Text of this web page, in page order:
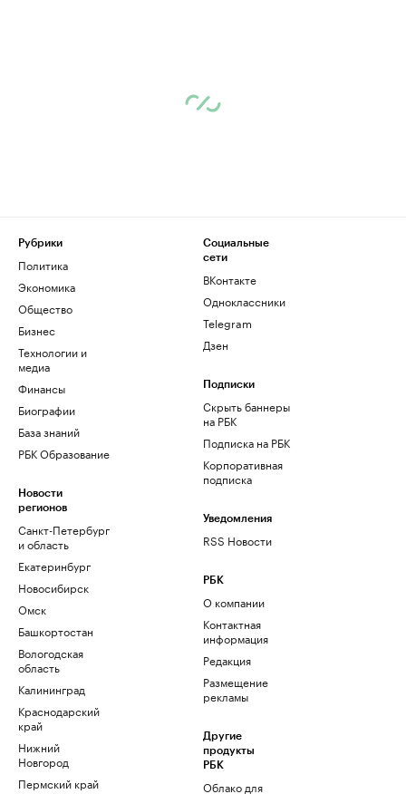
Рубрики
Политика
Экономика
Общество
Бизнес
Технологии и
медиа
Финансы
Биографии
База знаний
РБК Образование
Новости
регионов
Санкт-Петербург
и область
Екатеринбург
Новосибирск
Омск
Башкортостан
Вологодская
область
Калининград
Краснодарский
край
Нижний
Новгород
Пермский край
Социальные
сети
ВКонтакте
Одноклассники
Telegram
Дзен
Подписки
Скрыть баннеры
на РБК
Подписка на РБК
Корпоративная
подписка
Уведомления
RSS Новости
РБК
О компании
Контактная
информация
Редакция
Размещение
рекламы
Другие
продукты
РБК
Облако для